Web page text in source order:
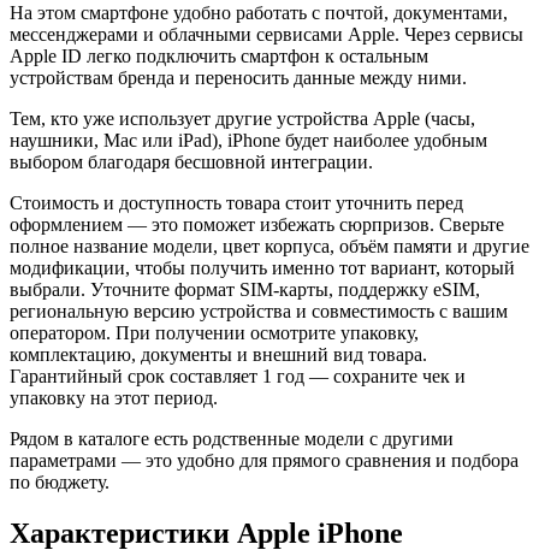
На этом смартфоне удобно работать с почтой, документами,
мессенджерами и облачными сервисами Apple. Через сервисы
Apple ID легко подключить смартфон к остальным
устройствам бренда и переносить данные между ними.
Тем, кто уже использует другие устройства Apple (часы,
наушники, Mac или iPad), iPhone будет наиболее удобным
выбором благодаря бесшовной интеграции.
Стоимость и доступность товара стоит уточнить перед
оформлением — это поможет избежать сюрпризов. Сверьте
полное название модели, цвет корпуса, объём памяти и другие
модификации, чтобы получить именно тот вариант, который
выбрали. Уточните формат SIM-карты, поддержку eSIM,
региональную версию устройства и совместимость с вашим
оператором. При получении осмотрите упаковку,
комплектацию, документы и внешний вид товара.
Гарантийный срок составляет 1 год — сохраните чек и
упаковку на этот период.
Рядом в каталоге есть родственные модели с другими
параметрами — это удобно для прямого сравнения и подбора
по бюджету.
Характеристики Apple iPhone